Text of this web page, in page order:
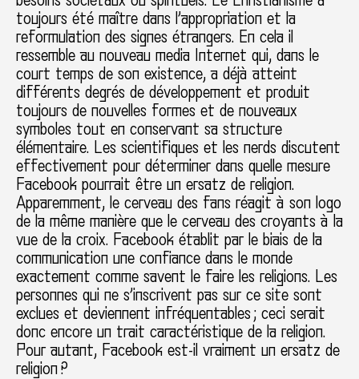
toujours été maître dans l’appropriation et la
reformulation des signes étrangers. En cela il
ressemble au nouveau media Internet qui, dans le
court temps de son existence, a déjà atteint
différents degrés de développement et produit
toujours de nouvelles formes et de nouveaux
symboles tout en conservant sa structure
élémentaire. Les scientifiques et les nerds discutent
effectivement pour déterminer dans quelle mesure
Facebook pourrait être un ersatz de religion.
Apparemment, le cerveau des fans réagit à son logo
de la même manière que le cerveau des croyants à la
vue de la croix. Facebook établit par le biais de la
communication une confiance dans le monde
exactement comme savent le faire les religions. Les
personnes qui ne s’inscrivent pas sur ce site sont
exclues et deviennent infréquentables ; ceci serait
donc encore un trait caractéristique de la religion.
Pour autant, Facebook est-il vraiment un ersatz de
religion ?